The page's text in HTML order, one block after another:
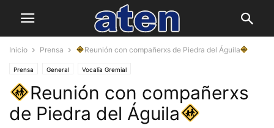
Inicio Prensa Reunión con compañerxs de Piedra del Águila
Prensa General Vocalía Gremial
Reunión con compañerxs
de Piedra del Águila